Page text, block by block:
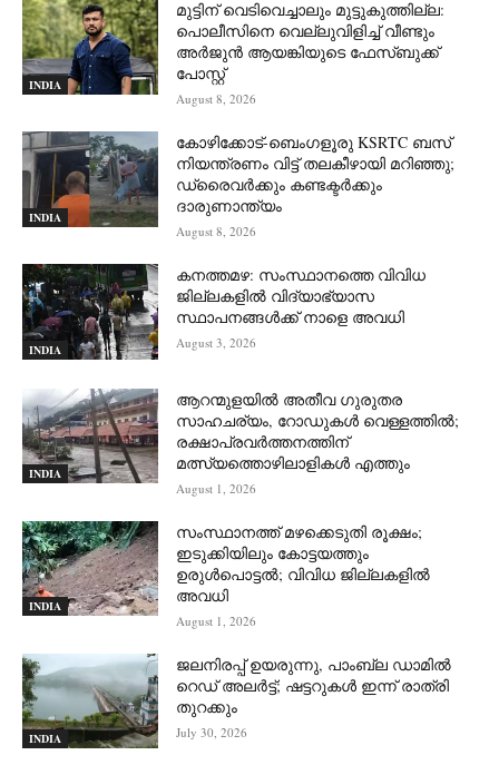
INDIA
മുട്ടിന് വെടിവെച്ചാലും മുട്ടുകുത്തില്ല:
പൊലീസിനെ വെല്ലുവിളിച്ച് വീണ്ടും
അർജുൻ ആയങ്കിയുടെ ഫേസ്ബുക്ക്
പോസ്റ്റ്
August 8, 2026
INDIA
കോഴിക്കോട്-ബെംഗളൂരു KSRTC ബസ്
നിയന്ത്രണം വിട്ട് തലകീഴായി മറിഞ്ഞു;
ഡ്രെെവർക്കും കണ്ടക്ടർക്കും
ദാരുണാന്ത്യം
August 8, 2026
INDIA
കനത്തമഴ: സംസ്ഥാനത്തെ വിവിധ
ജില്ലകളിൽ വിദ്യാഭ്യാസ
സ്ഥാപനങ്ങൾക്ക് നാളെ അവധി
August 3, 2026
INDIA
ആറന്മുളയില്‍ അതീവ ഗുരുതര
സാഹചര്യം, റോഡുകള്‍ വെള്ളത്തില്‍;
രക്ഷാപ്രവര്‍ത്തനത്തിന്
മത്സ്യത്തൊഴിലാളികള്‍ എത്തും
August 1, 2026
INDIA
സംസ്ഥാനത്ത് മഴക്കെടുതി രൂക്ഷം;
ഇടുക്കിയിലും കോട്ടയത്തും
ഉരുള്‍പൊട്ടല്‍; വിവിധ ജില്ലകളില്‍
അവധി
August 1, 2026
INDIA
ജലനിരപ്പ് ഉയരുന്നു, പാംബ്ല ഡാമിൽ
റെഡ് അലർട്ട്; ഷട്ടറുകൾ ഇന്ന് രാത്രി
തുറക്കും
July 30, 2026